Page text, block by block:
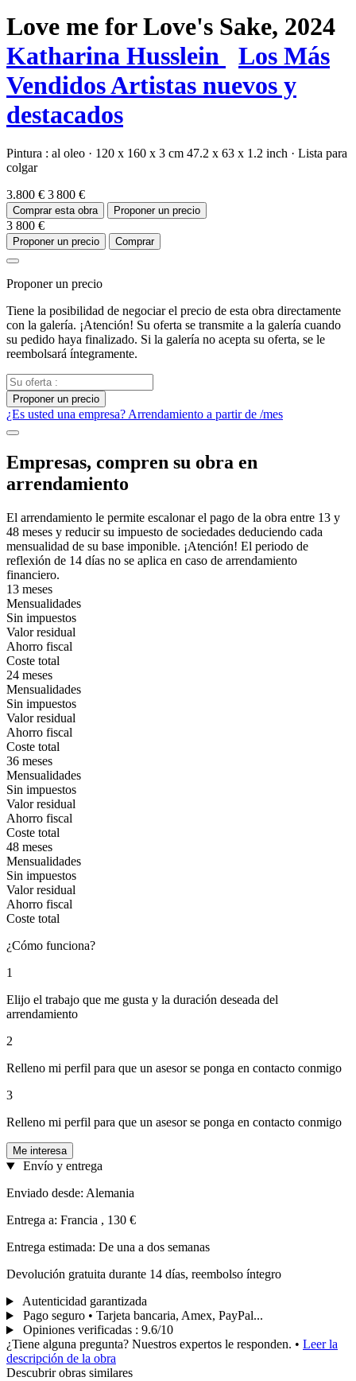
Love me for Love's Sake, 2024
Katharina Husslein
Los Más
VendidosArtistas nuevos y
destacados
Pintura : al oleo · 120 x 160 x 3 cm 47.2 x 63 x 1.2 inch · Lista para
colgar
3.800 € 3 800 €
Comprar esta obra Proponer un precio
3 800 €
Proponer un precio Comprar
Proponer un precio
Tiene la posibilidad de negociar el precio de esta obra directamente
con la galería. ¡Atención! Su oferta se transmite a la galería cuando
su pedido haya finalizado. Si la galería no acepta su oferta, se le
reembolsará íntegramente.
Proponer un precio
¿Es usted una empresa? Arrendamiento a partir de /mes
Empresas, compren su obra en
arrendamiento
El arrendamiento le permite escalonar el pago de la obra entre 13 y
48 meses y reducir su impuesto de sociedades deduciendo cada
mensualidad de su base imponible. ¡Atención! El periodo de
reflexión de 14 días no se aplica en caso de arrendamiento
financiero.
13 meses
Mensualidades
Sin impuestos
Valor residual
Ahorro fiscal
Coste total
24 meses
Mensualidades
Sin impuestos
Valor residual
Ahorro fiscal
Coste total
36 meses
Mensualidades
Sin impuestos
Valor residual
Ahorro fiscal
Coste total
48 meses
Mensualidades
Sin impuestos
Valor residual
Ahorro fiscal
Coste total
¿Cómo funciona?
1
Elijo el trabajo que me gusta y la duración deseada del
arrendamiento
2
Relleno mi perfil para que un asesor se ponga en contacto conmigo
3
Relleno mi perfil para que un asesor se ponga en contacto conmigo
Me interesa
Envío y entrega
Enviado desde: Alemania
Entrega a: Francia , 130 €
Entrega estimada: De una a dos semanas
Devolución gratuita durante 14 días, reembolso íntegro
Autenticidad garantizada
Pago seguro • Tarjeta bancaria, Amex, PayPal...
Opiniones verificadas : 9.6/10
¿Tiene alguna pregunta? Nuestros expertos le responden. • Leer la
descripción de la obra
Descubrir obras similares